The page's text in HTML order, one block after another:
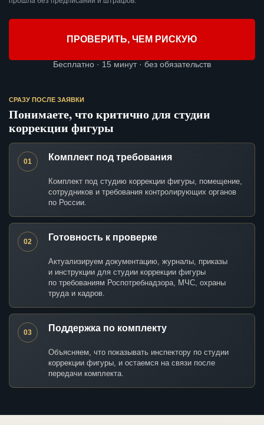
ПРОВЕРИТЬ, ЧЕМ РИСКУЮ
Бесплатно · 15 минут · без обязательств
СРАЗУ ПОСЛЕ ЗАЯВКИ
Понимаете, что критично для студии
коррекции фигуры
01 Комплект под требования
Комплект под студию коррекции фигуры, помещение,
сотрудников и требования контролирующих органов
по России.
02 Готовность к проверке
Актуализируем документацию, журналы, приказы
и инструкции для студии коррекции фигуры
по требованиям Роспотребнадзора, МЧС, охраны
труда и кадров.
03 Поддержка по комплекту
Объясняем, что показывать инспектору по студии
коррекции фигуры, и остаемся на связи после
передачи комплекта.